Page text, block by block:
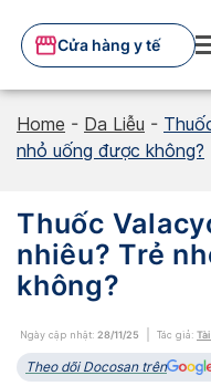
content
Cửa hàng y tế
Home - Da Liễu -
nhỏ uống được không?
Thuốc
nhiêu? Trẻ
không?
Ngày cập nhật: 28/11/25 Tác giả:
Theo dõi Docosan trên